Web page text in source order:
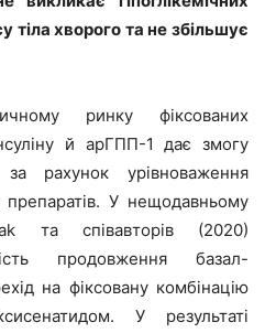
тіла хворого та не збільшує
ринку фіксованих
й арГПП-1 дає змогу
за рахунок урівноваження
препаратів. У нещодавньому
та співавторів (2020)
продовження базал-
на фіксовану комбінацію
У результаті